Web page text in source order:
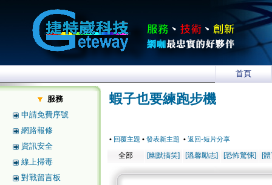
首頁
服務
申請免費序號
網路報修
資訊安全
線上掃毒
對戰留言板
蝦子也要練跑步機
• 回覆主題 • 發表新主題 • 返回-短片分享
全部 [幽默搞笑] [溫馨勵志] [恐怖驚悚] [